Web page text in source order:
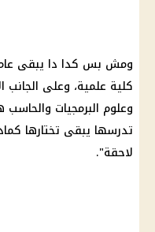
ومش بس كدا دا يبقى
كلية علمية، وعلى الجانب
وعلوم البرمجيات والحاسب
تدرسها يبقى تختارها
لاحقة".